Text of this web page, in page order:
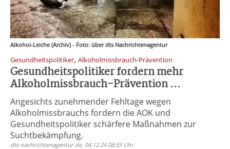
Alkohol-Leiche (Archiv) - Foto: über dts Nachrichtenagentur
Gesundheitspolitiker, Alkoholmissbrauch-Prävention
Gesundheitspolitiker fordern mehr
Alkoholmissbrauch-Prävention ...
Angesichts zunehmender Fehltage wegen
Alkoholmissbrauchs fordern die AOK und
Gesundheitspolitiker schärfere Maßnahmen zur
Suchtbekämpfung.
dts-nachrichtenagentur.de, 04.12.24 08:55 Uhr